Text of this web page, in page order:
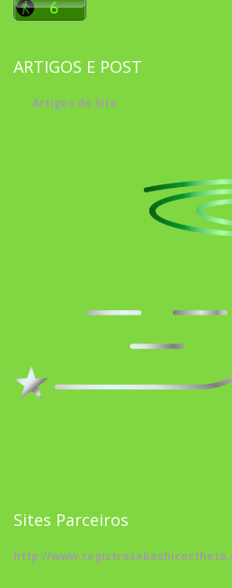
ARTIGOS E POST
Artigos do Site
Sites Parceiros
http://